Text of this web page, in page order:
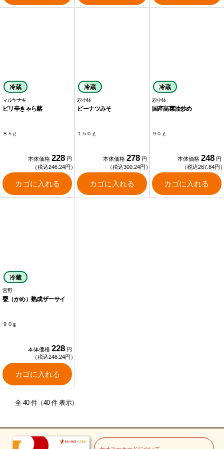
冷蔵
マルヤナギ
ピリ辛きゃら蕗
８５ｇ
本体価格 228 円
（税込246.24円）
カゴに入れる
冷蔵
彩小鉢
ピーナツみそ
１５０ｇ
本体価格 278 円
（税込300.24円）
カゴに入れる
冷蔵
彩小鉢
国産高菜油炒め
９０ｇ
本体価格 248 円
（税込267.84円
カゴに入れる
冷蔵
宮野
甕（かめ）熟成ザーサイ
９０ｇ
本体価格 228 円
（税込246.24円）
カゴに入れる
全 40 件（40 件 表示）